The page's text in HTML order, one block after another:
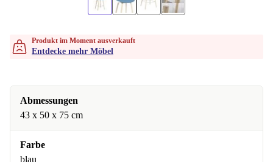
Produkt im Moment ausverkauft
Entdecke mehr Möbel
Abmessungen
43 x 50 x 75 cm
Farbe
blau